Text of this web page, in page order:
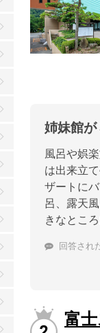
姉妹館が
風呂や娯
は出来立
ザートに
呂、露天
きなとこ
回答され
富